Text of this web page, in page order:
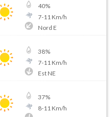
40%
7-11 Km/h
Nord E
38%
7-11 Km/h
Est NE
37%
8-11 Km/h